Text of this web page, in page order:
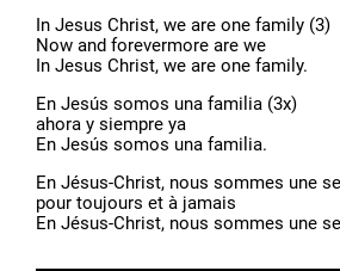
In Jesus Christ, we are one family (3)
Now and forevermore are we
In Jesus Christ, we are one family.
En Jesús somos una familia (3x)
ahora y siempre ya
En Jesús somos una familia.
En Jésus-Christ, nous sommes une
pour toujours et à jamais
En Jésus-Christ, nous sommes une